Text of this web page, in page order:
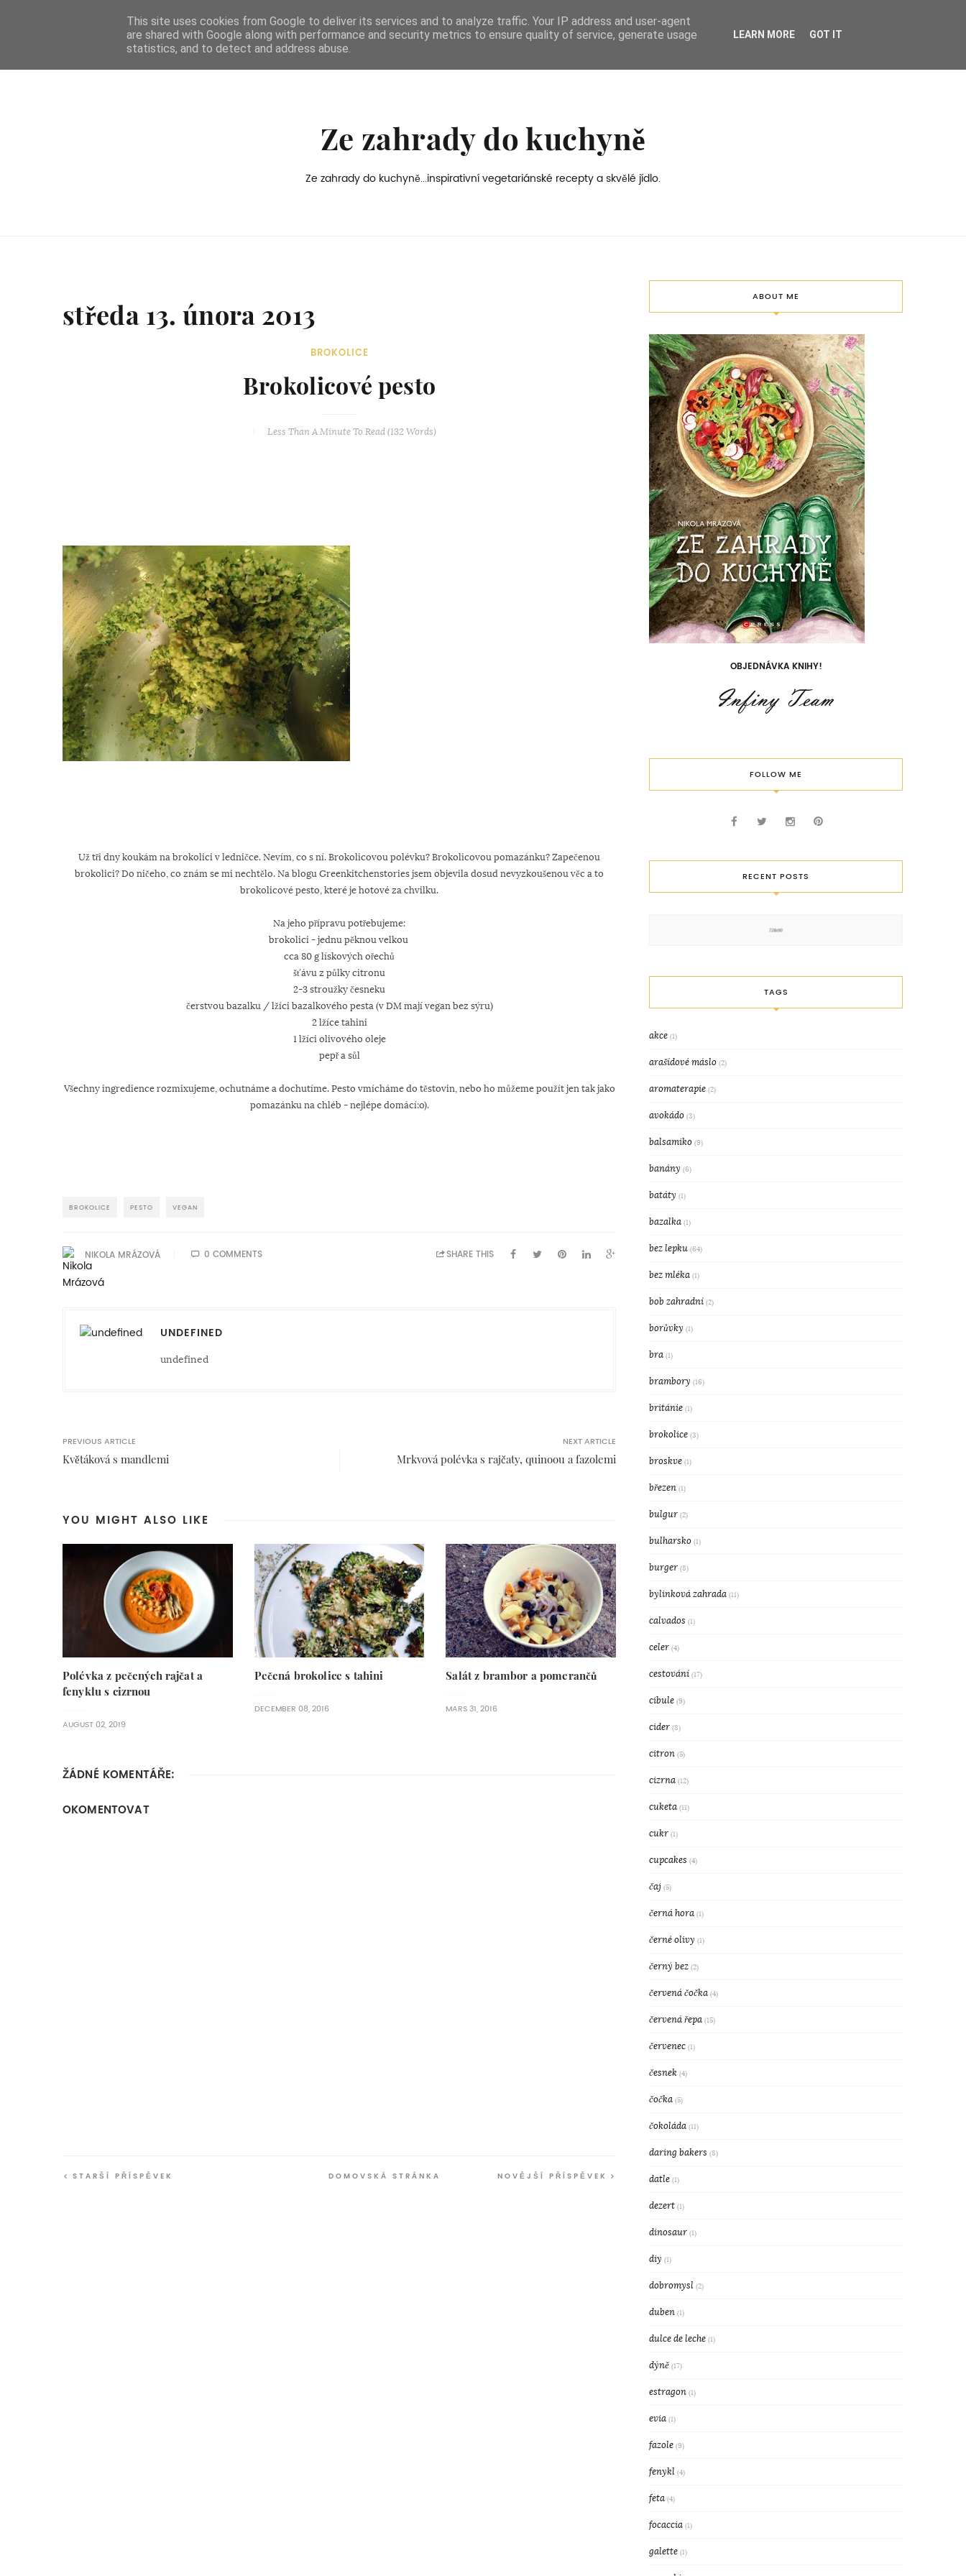
BOXEDVERSION
Ze zahrady do kuchyně
Ze zahrady do kuchyně...inspirativní vegetariánské recepty a skvělé jídlo.
středa 13. února 2013
BROKOLICE
Brokolicové pesto
Less Than A MinuteTo Read (132 Words)
Už tři dny koukám na brokolici v ledničce. Nevím, co s ní. Brokolicovou polévku? Brokolicovou pomazánku? Zapečenou
brokolici? Do ničeho, co znám se mi nechtělo. Na blogu Greenkitchenstories jsem objevila dosud nevyzkoušenou věc a to
brokolicové pesto, které je hotové za chvilku.
Na jeho přípravu potřebujeme:
brokolici - jednu pěknou velkou
cca 80 g lískových ořechů
šťávu z půlky citronu
2-3 stroužky česneku
čerstvou bazalku / lžíci bazalkového pesta (v DM mají vegan bez sýru)
2 lžíce tahini
1 lžíci olivového oleje
pepř a sůl
Všechny ingredience rozmixujeme, ochutnáme a dochutíme. Pesto vmícháme do těstovin, nebo ho můžeme použít jen tak jako
pomazánku na chléb - nejlépe domácí:o).
BROKOLICE PESTO VEGAN
NIKOLA MRÁZOVÁ 0 COMMENTS SHARE THIS
UNDEFINED
undefined
PREVIOUS ARTICLE
Květáková s mandlemi
NEXT ARTICLE
Mrkvová polévka s rajčaty, quinoou a fazolemi
YOU MIGHT ALSO LIKE
Polévka z pečených rajčat a
fenyklu s cizrnou
AUGUST 02, 2019
Pečená brokolice s tahini
DECEMBER 08, 2016
Salát z brambor a pomerančů
MARS 31, 2016
ŽÁDNÉ KOMENTÁŘE:
OKOMENTOVAT
NOVĚJŠÍ PŘÍSPĚVEK
STARŠÍ PŘÍSPĚVEK DOMOVSKÁ STRÁNKA
ABOUT ME
OBJEDNÁVKA KNIHY!
FOLLOW ME
RECENT POSTS
TAGS
akce (1)
arašídové máslo (2)
aromaterapie (2)
avokádo (3)
balsamiko (9)
banány (6)
batáty (1)
bazalka (1)
bez lepku (64)
bez mléka (1)
bob zahradní (2)
borůvky (1)
bra (1)
brambory (16)
británie (1)
brokolice (3)
broskve (1)
březen (1)
bulgur (2)
bulharsko (1)
burger (8)
bylinková zahrada (11)
calvados (1)
celer (4)
cestování (17)
cibule (9)
cider (8)
citron (5)
cizrna (12)
cuketa (11)
cukr (1)
cupcakes (4)
čaj (5)
černá hora (1)
černé olivy (1)
černý bez (2)
červená čočka (4)
červená řepa (15)
červenec (1)
česnek (4)
čočka (5)
čokoláda (11)
daring bakers (8)
datle (1)
dezert (1)
dinosaur (1)
diy (1)
dobromysl (2)
duben (1)
dulce de leche (1)
dýně (17)
estragon (1)
evia (1)
fazole (9)
fenykl (4)
feta (4)
focaccia (1)
galette (1)
This site uses cookies from Google to deliver its services and to analyze traffic. Your IP address and user-agent
are shared with Google along with performance and security metrics to ensure quality of service, generate usage
statistics, and to detect and address abuse.
LEARN MORE GOT IT